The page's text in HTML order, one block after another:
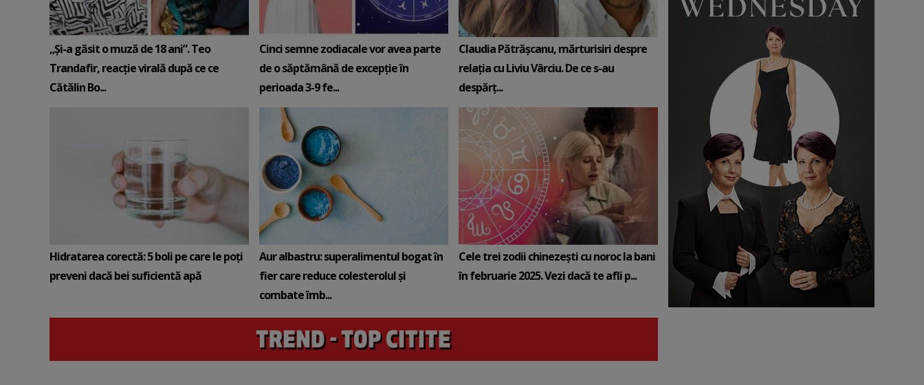
„Și-a găsit o muză de 18 ani”. Teo
Trandafir, reacție virală după ce ce
Cătălin Bo...
Cinci semne zodiacale vor avea parte
de o săptămână de excepție în
perioada 3-9 fe...
Claudia Pătrășcanu, mărturisiri despre
relația cu Liviu Vârciu. De ce s-au
despărț...
Hidratarea corectă: 5 boli pe care le poți
preveni dacă bei suficientă apă
Aur albastru: superalimentul bogat în
fier care reduce colesterolul și
combate îmb...
Cele trei zodii chinezești cu noroc la bani
în februarie 2025. Vezi dacă te afli p...